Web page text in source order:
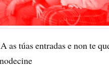
as túas entradas e non te